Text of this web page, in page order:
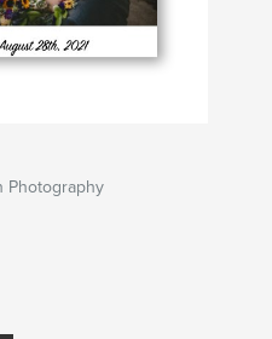
Photography